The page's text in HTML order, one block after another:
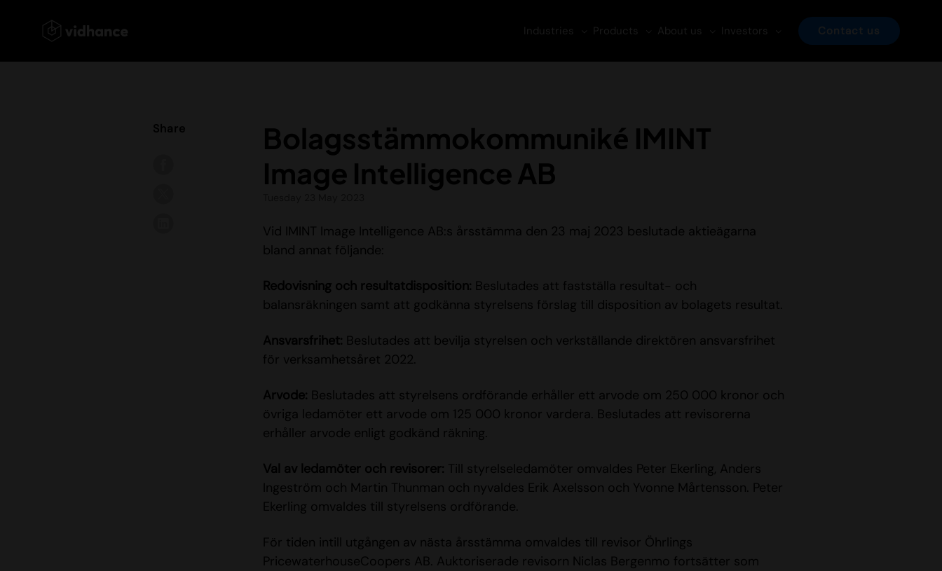
Industries Products About us Investors Contact us
Bolagsstämmokommuniké IMINT
Image Intelligence AB
Vid IMINT Image Intelligence AB:s årsstämma den 23 maj 2023 beslutade aktieägarna
bland annat följande:
Redovisning och resultatdisposition: Beslutades att fastställa resultat- och
balansräkningen samt att godkänna styrelsens förslag till disposition av bolagets resultat.
Ansvarsfrihet: Beslutades att bevilja styrelsen och verkställande direktören ansvarsfrihet
för verksamhetsåret 2022.
Arvode: Beslutades att styrelsens ordförande erhåller ett arvode om 250 000 kronor och
övriga ledamöter ett arvode om 125 000 kronor vardera. Beslutades att revisorerna
erhåller arvode enligt godkänd räkning.
Val av ledamöter och revisorer: Till styrelseledamöter omvaldes Peter Ekerling, Anders
Ingeström och Martin Thunman och nyvaldes Erik Axelsson och Yvonne Mårtensson. Peter
Ekerling omvaldes till styrelsens ordförande.
För tiden intill utgången av nästa årsstämma omvaldes till revisor Öhrlings
PricewaterhouseCoopers AB. Auktoriserade revisorn Niclas Bergenmo fortsätter som
Share